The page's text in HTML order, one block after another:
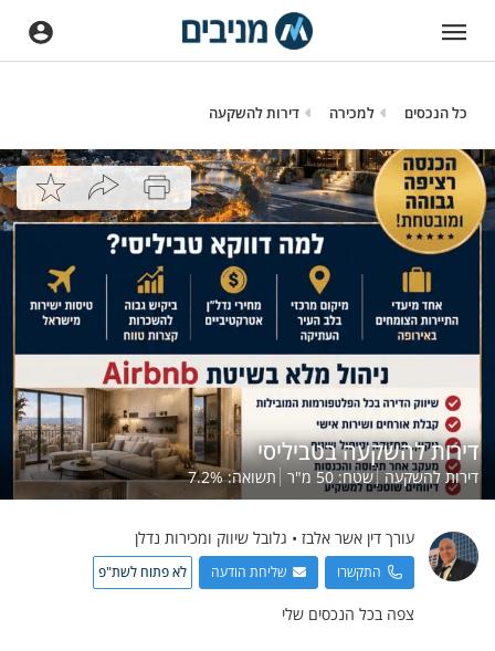
כל הנכסים למכירה דירות להשקעה
דירות להשקעה בטביליסי
דירות להשקעה שטח:50מ"ר תשואה: 7.2%
עורך דין אשר אלבז • גלובל שיווק ומכירות נדלן
התקשרו שליחת הודעה לא פתוח לשת"פ
צפה בכל הנכסים שלי